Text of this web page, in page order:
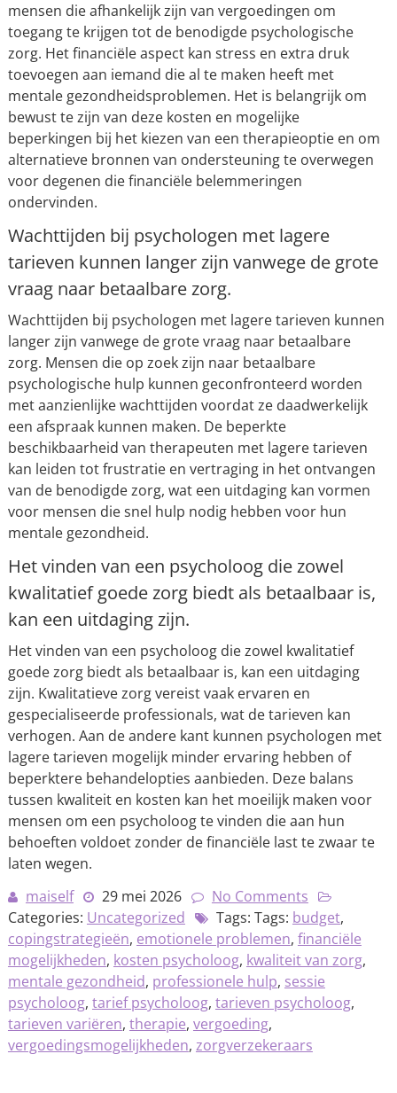
mensen die afhankelijk zijn van vergoedingen om
toegang te krijgen tot de benodigde psychologische
zorg. Het financiële aspect kan stress en extra druk
toevoegen aan iemand die al te maken heeft met
mentale gezondheidsproblemen. Het is belangrijk om
bewust te zijn van deze kosten en mogelijke
beperkingen bij het kiezen van een therapieoptie en om
alternatieve bronnen van ondersteuning te overwegen
voor degenen die financiële belemmeringen
ondervinden.
Wachttijden bij psychologen met lagere
tarieven kunnen langer zijn vanwege de grote
vraag naar betaalbare zorg.
Wachttijden bij psychologen met lagere tarieven kunnen
langer zijn vanwege de grote vraag naar betaalbare
zorg. Mensen die op zoek zijn naar betaalbare
psychologische hulp kunnen geconfronteerd worden
met aanzienlijke wachttijden voordat ze daadwerkelijk
een afspraak kunnen maken. De beperkte
beschikbaarheid van therapeuten met lagere tarieven
kan leiden tot frustratie en vertraging in het ontvangen
van de benodigde zorg, wat een uitdaging kan vormen
voor mensen die snel hulp nodig hebben voor hun
mentale gezondheid.
Het vinden van een psycholoog die zowel
kwalitatief goede zorg biedt als betaalbaar is,
kan een uitdaging zijn.
Het vinden van een psycholoog die zowel kwalitatief
goede zorg biedt als betaalbaar is, kan een uitdaging
zijn. Kwalitatieve zorg vereist vaak ervaren en
gespecialiseerde professionals, wat de tarieven kan
verhogen. Aan de andere kant kunnen psychologen met
lagere tarieven mogelijk minder ervaring hebben of
beperktere behandelopties aanbieden. Deze balans
tussen kwaliteit en kosten kan het moeilijk maken voor
mensen om een psycholoog te vinden die aan hun
behoeften voldoet zonder de financiële last te zwaar te
laten wegen.
maiself
29 mei 2026
No Comments
Categories: Uncategorized Tags: Tags: budget,
copingstrategieën, emotionele problemen, financiële
mogelijkheden, kosten psycholoog, kwaliteit van zorg,
mentale gezondheid, professionele hulp, sessie
psycholoog, tarief psycholoog, tarieven psycholoog,
tarieven variëren, therapie, vergoeding,
vergoedingsmogelijkheden, zorgverzekeraars